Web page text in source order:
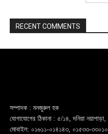
RECENT COMMENTS
সম্পাদক : মনজুরুল হক
যোগাযোগের ঠিকানা : ৫/১৪, দনিয়া
মোবাইল: ০১৬১১-০১৪১৪৩, ০১৫৩৩-